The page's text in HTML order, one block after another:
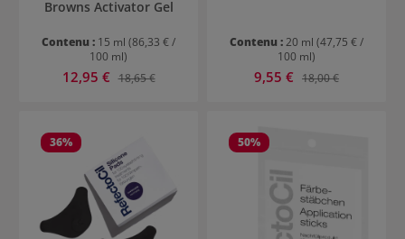
Browns Activator Gel
Contenu : 15 ml (86,33 € /
100 ml)
Prix de vente :
12,95 € Prix régulier :
18,65 €
Contenu :20 ml (47,75 € /
100 ml)
Prix de vente :
9,55 € Prix régulier :
18,00 €
36% 50%